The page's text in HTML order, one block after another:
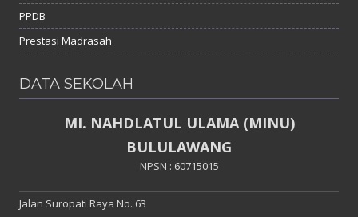
PPDB
Prestasi Madrasah
DATA SEKOLAH
MI. NAHDLATUL ULAMA (MINU)
BULULAWANG
NPSN : 60715015
Jalan Suropati Raya No. 63